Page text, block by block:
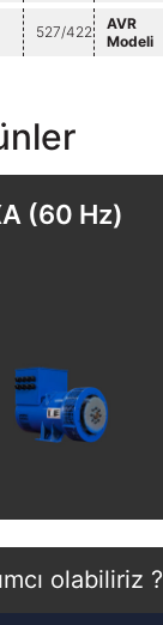
527/422
AVR
Modeli
(60 Hz)
İncele
olabiliriz ?